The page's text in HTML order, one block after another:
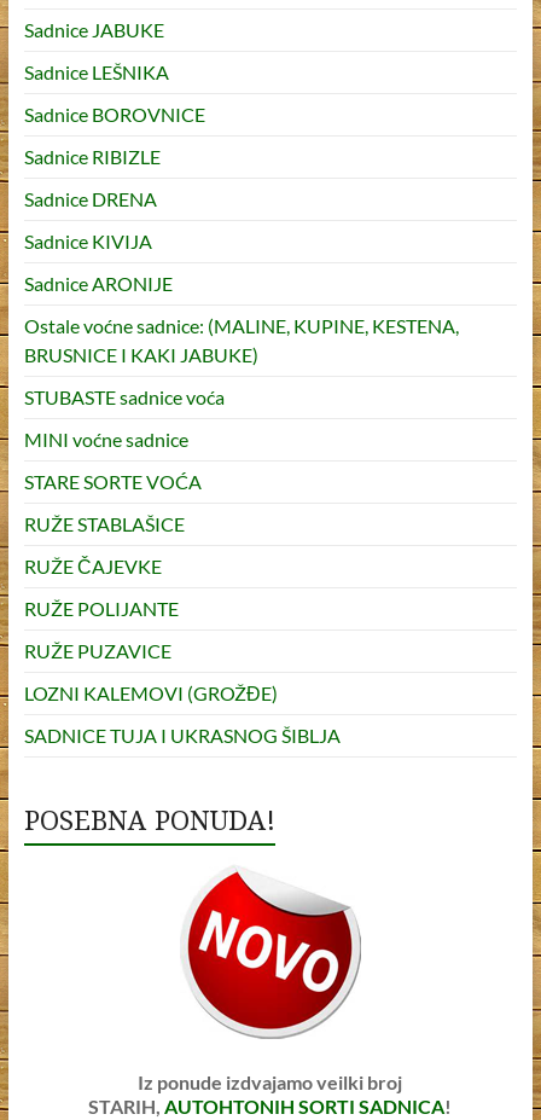
Sadnice JABUKE
Sadnice LEŠNIKA
Sadnice BOROVNICE
Sadnice RIBIZLE
Sadnice DRENA
Sadnice KIVIJA
Sadnice ARONIJE
Ostale voćne sadnice: (MALINE, KUPINE, KESTENA,
BRUSNICE I KAKI JABUKE)
STUBASTE sadnice voća
MINI voćne sadnice
STARE SORTE VOĆA
RUŽE STABLAŠICE
RUŽE ČAJEVKE
RUŽE POLIJANTE
RUŽE PUZAVICE
LOZNI KALEMOVI (GROŽĐE)
SADNICE TUJA I UKRASNOG ŠIBLJA
POSEBNA PONUDA!
Iz ponude izdvajamo veilki broj
STARIH,AUTOHTONIH SORTI SADNICA!